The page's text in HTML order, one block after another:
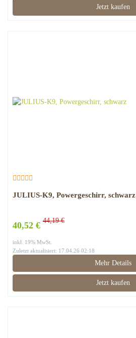
Jetzt kaufen
JULIUS-K9, Powergeschirr, schwarz
40,52 € 44,19 €
inkl. 19% MwSt.
Zuletzt aktualisiert: 17.04.26 02:18
Mehr Details
Jetzt kaufen